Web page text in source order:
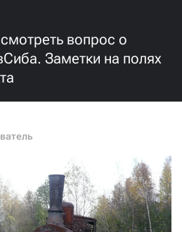
вопрос о
Заметки на полях
1000
свое гражданство РФ
С ДРУЗЬЯМИ